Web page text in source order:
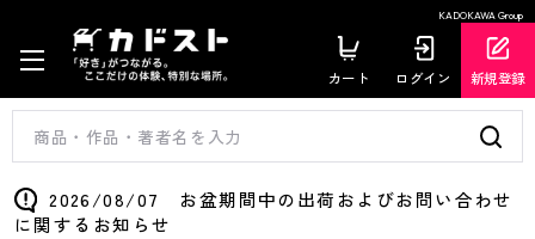
KADOKAWA Group
カート ログイン 新規登録
2026/08/07 お盆期間中の出荷およびお問い合わせ
に関するお知らせ